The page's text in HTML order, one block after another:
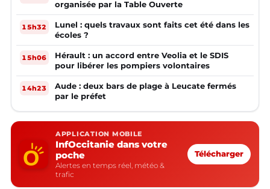
organisée par la Table Ouverte
15h32
Lunel : quels travaux sont faits cet été dans les
écoles ?
15h06
Hérault : un accord entre Veolia et le SDIS
pour libérer les pompiers volontaires
14h23
Aude : deux bars de plage à Leucate fermés
par le préfet
APPLICATION MOBILE
InfOccitanie dans votre
poche
Alertes en temps réel, météo &
trafic
Télécharger